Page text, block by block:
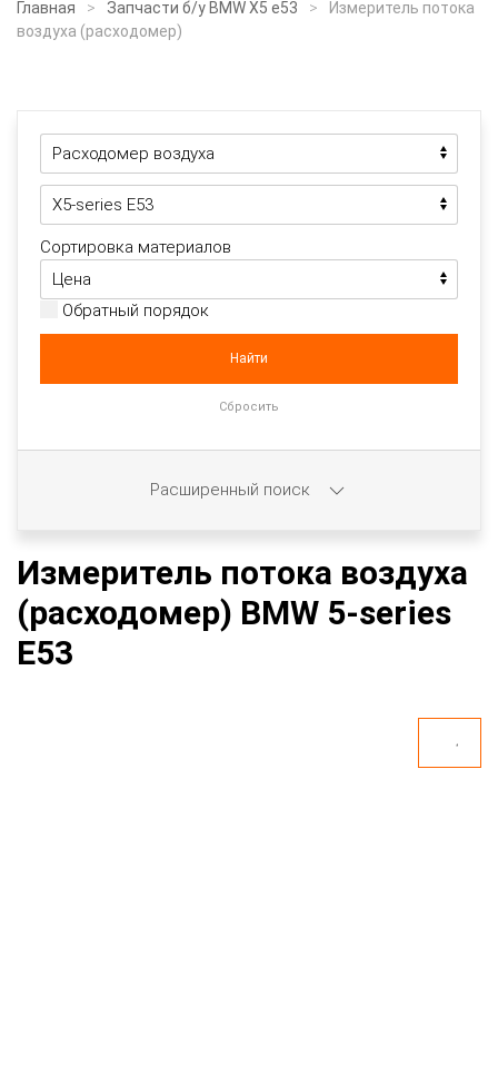
Главная Запчасти б/у BMW X5 e53
Измеритель потока
воздуха (расходомер)
Измеритель потока воздуха
(расходомер) BMW 5-series
E53
Сортировка материалов
Обратный порядок
Расширенный поиск